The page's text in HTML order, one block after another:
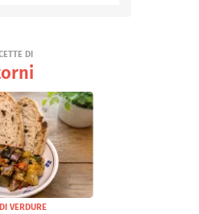
DI
VERDURE